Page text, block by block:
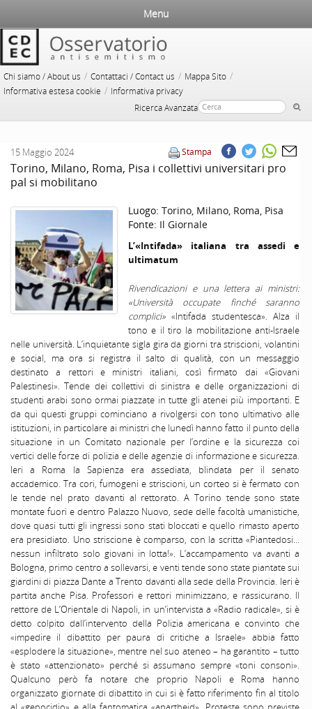
Chi siamo / About us / Contattaci / Contact us / Mappa Sito /
Informativa estesa cookie / Informativa privacy
Ricerca Avanzata
Menu
Stampa
15 Maggio 2024
Torino, Milano, Roma, Pisa i collettivi universitari pro
pal si mobilitano
Luogo: Torino, Milano, Roma, Pisa
Fonte: Il Giornale
L’«Intifada» italiana tra assedi e
ultimatum
Rivendicazioni e una lettera ai ministri:
«Università occupate finché saranno
complici» «Intifada studentesca». Alza il
tono e il tiro la mobilitazione anti-Israele
nelle università. L’inquietante sigla gira da giorni tra striscioni, volantini
e social, ma ora si registra il salto di qualità, con un messaggio
destinato a rettori e ministri italiani, così firmato dai «Giovani
Palestinesi». Tende dei collettivi di sinistra e delle organizzazioni di
studenti arabi sono ormai piazzate in tutte gli atenei più importanti. E
da qui questi gruppi cominciano a rivolgersi con tono ultimativo alle
istituzioni, in particolare ai ministri che lunedì hanno fatto il punto della
situazione in un Comitato nazionale per l’ordine e la sicurezza coi
vertici delle forze di polizia e delle agenzie di informazione e sicurezza.
Ieri a Roma la Sapienza era assediata, blindata per il senato
accademico. Tra cori, fumogeni e striscioni, un corteo si è fermato con
le tende nel prato davanti al rettorato. A Torino tende sono state
montate fuori e dentro Palazzo Nuovo, sede delle facoltà umanistiche,
dove quasi tutti gli ingressi sono stati bloccati e quello rimasto aperto
era presidiato. Uno striscione è comparso, con la scritta «Piantedosi…
nessun infiltrato solo giovani in lotta!». L’accampamento va avanti a
Bologna, primo centro a sollevarsi, e venti tende sono state piantate sui
giardini di piazza Dante a Trento davanti alla sede della Provincia. Ieri è
partita anche Pisa. Professori e rettori minimizzano, e rassicurano. Il
rettore de L’Orientale di Napoli, in un’intervista a «Radio radicale», si è
detto colpito dall’intervento della Polizia americana e convinto che
«impedire il dibattito per paura di critiche a Israele» abbia fatto
«esplodere la situazione», mentre nel suo ateneo – ha garantito – tutto
è stato «attenzionato» perché si assumano sempre «toni consoni».
Qualcuno però fa notare che proprio Napoli e Roma hanno
organizzato giornate di dibattito in cui si è fatto riferimento fin al titolo